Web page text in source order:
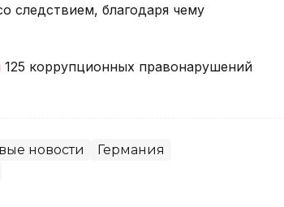
следствием, благодаря чему
125 коррупционных правонарушений
новости
Германия